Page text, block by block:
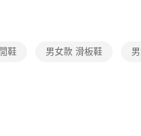
透過由恩沛科技股份有限公司提供之
需依本服務之必要範圍內提供個人
鞋 男女款 滑板鞋